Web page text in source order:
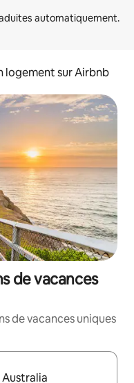
logement sur Airbnb
de vacances
de vacances uniques
les flèches vers le